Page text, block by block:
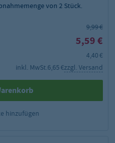
von 2 Stück.
9,99 €
5,59 €
4,40 €
inkl. MwSt.6,65 €zzgl. Versand
hinzufügen